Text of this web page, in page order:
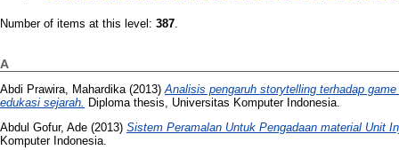
Number of items at this level: 387
A
Abdi Prawira, Mahardika(2013)Analisis pengaruh storytelling terhadap
edukasi sejarah. Diploma thesis, Universitas Komputer Indonesia.
Abdul Gofur, Ade (2013) Sistem Peramalan Untuk Pengadaan material Unit
Komputer Indonesia.